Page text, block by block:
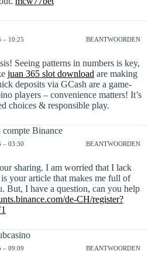
– 10:25 BEANTWOORDEN
Seeing patterns in numbers is key,
juan 365 slot download are making
deposits via GCash are a game-
players – convenience matters! It’s
choices & responsible play.
compte Binance
– 03:30 BEANTWOORDEN
sharing. I am worried that I lack
your article that makes me full of
But, I have a question, can you help
de-CH/register?
– 09:09 BEANTWOORDEN